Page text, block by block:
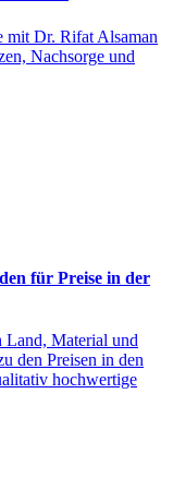
mit Dr. Rifat Alsaman
Nachsorge und
für Preise in der
Land, Material und
den Preisen in den
hochwertige